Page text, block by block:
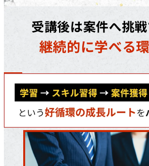
受講後は案件へ挑戦
継続的に学べる